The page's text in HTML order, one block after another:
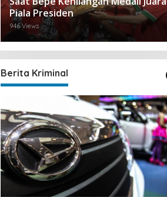
Piala Presiden
946 Views
Berita Kriminal